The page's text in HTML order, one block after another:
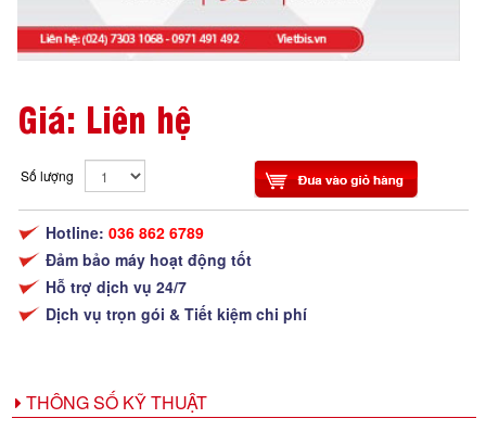
Giá: Liên hệ
Số lượng
Hotline: 036 862 6789
Đảm bảo máy hoạt động tốt
Hỗ trợ dịch vụ 24/7
Dịch vụ trọn gói & Tiết kiệm chi phí
THÔNG SỐ KỸ THUẬT